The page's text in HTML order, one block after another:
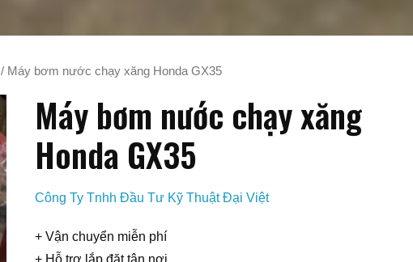
/ Máy bơm nước chạy xăng Honda GX35
Máy bơm nước chạy xăng
Honda GX35
Công Ty Tnhh Đầu Tư Kỹ Thuật Đại Việt
+ Vận chuyển miễn phí
+ Hỗ trợ lắp đặt tận nơi